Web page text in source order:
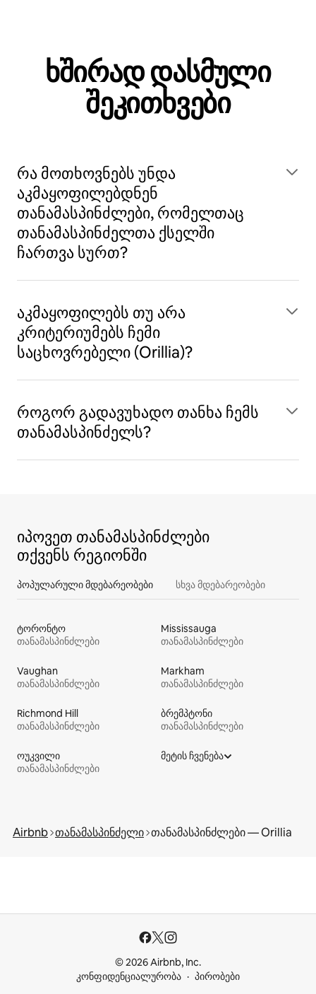
ხშირად დასმული
შეკითხვები
რა მოთხოვნებს უნდა
აკმაყოფილებდნენ
თანამასპინძლები, რომელთაც
თანამასპინძელთა ქსელში
ჩართვა სურთ?
აკმაყოფილებს თუ არა
კრიტერიუმებს ჩემი
საცხოვრებელი (Orillia)?
როგორ გადავუხადო თანხა ჩემს
თანამასპინძელს?
იპოვეთ თანამასპინძლები
თქვენს რეგიონში
პოპულარული მდებარეობები სხვა მდებარეობები
ტორონტო
თანამასპინძლები
Mississauga
თანამასპინძლები
Vaughan
თანამასპინძლები
Markham
თანამასპინძლები
Richmond Hill
თანამასპინძლები
ბრემპტონი
თანამასპინძლები
ოუკვილი
თანამასპინძლები
მეტის ჩვენება
Airbnb თანამასპინძელი თანამასპინძლები — Orillia
© 2026 Airbnb, Inc.
კონფიდენციალურობა
პირობები